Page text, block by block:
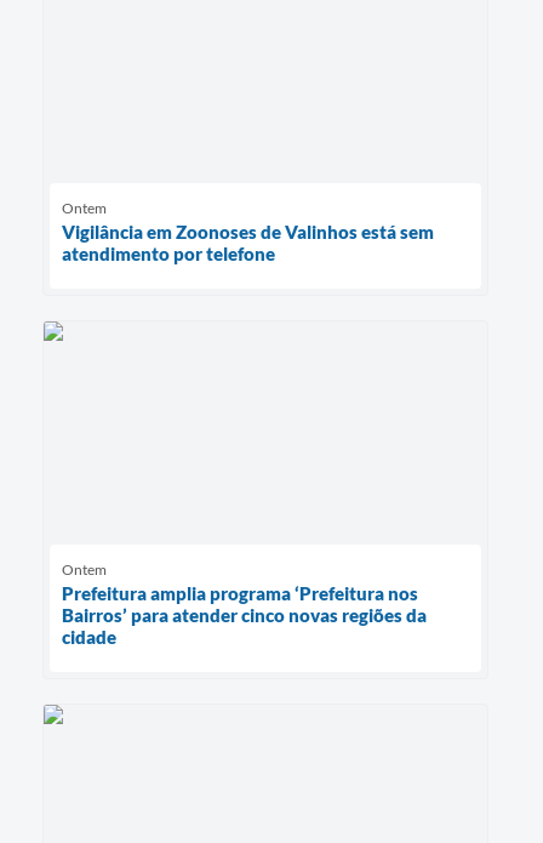
Ontem
Vigilância em Zoonoses de Valinhos está sem
atendimento por telefone
Ontem
Prefeitura amplia programa ‘Prefeitura nos
Bairros’ para atender cinco novas regiões da
cidade